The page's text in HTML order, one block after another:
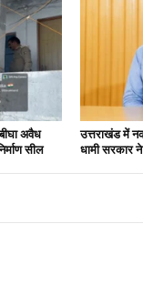
अवैध
सील
उत्तराखंड में
धामी सरकार